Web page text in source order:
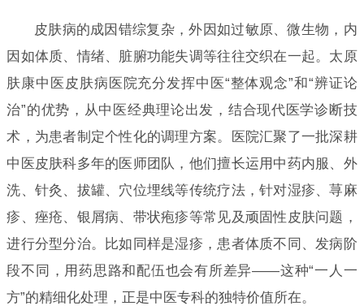
皮肤病的成因错综复杂，外因如过敏原、微生物，内
因如体质、情绪、脏腑功能失调等往往交织在一起。太原
肤康中医皮肤病医院充分发挥中医“整体观念”和“辨证论
治”的优势，从中医经典理论出发，结合现代医学诊断技
术，为患者制定个性化的调理方案。医院汇聚了一批深耕
中医皮肤科多年的医师团队，他们擅长运用中药内服、外
洗、针灸、拔罐、穴位埋线等传统疗法，针对湿疹、荨麻
疹、痤疮、银屑病、带状疱疹等常见及顽固性皮肤问题，
进行分型分治。比如同样是湿疹，患者体质不同、发病阶
段不同，用药思路和配伍也会有所差异——这种“一人一
方”的精细化处理，正是中医专科的独特价值所在。